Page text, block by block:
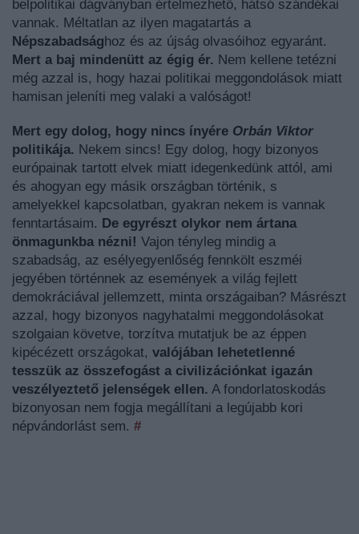
belpolitikai dágványban értelmezhető, hátsó szándékai
vannak. Méltatlan az ilyen magatartás a
Népszabadság hoz és az újság olvasóihoz egyaránt.
Mert a baj mindenütt az égig ér. Nem kellene tetézni
még azzal is, hogy hazai politikai meggondolások miatt
hamisan jeleníti meg valaki a valóságot!
Mert egy dolog, hogy nincs ínyére Orbán Viktor
politikája. Nekem sincs! Egy dolog, hogy bizonyos
európainak tartott elvek miatt idegenkedünk attól, ami
és ahogyan egy másik országban történik, s
amelyekkel kapcsolatban, gyakran nekem is vannak
fenntartásaim. De egyrészt olykor nem ártana
önmagunkba nézni! Vajon tényleg mindig a
szabadság, az esélyegyenlőség fennkölt eszméi
jegyében történnek az események a világ fejlett
demokráciával jellemzett, minta országaiban? Másrészt
azzal, hogy bizonyos nagyhatalmi meggondolásokat
szolgaian követve, torzítva mutatjuk be az éppen
kipécézett országokat, valójában lehetetlenné
tesszük az összefogást a civilizációnkat igazán
veszélyeztető jelenségek ellen. A fondorlatoskodás
bizonyosan nem fogja megállítani a legújabb kori
népvándorlást sem. #